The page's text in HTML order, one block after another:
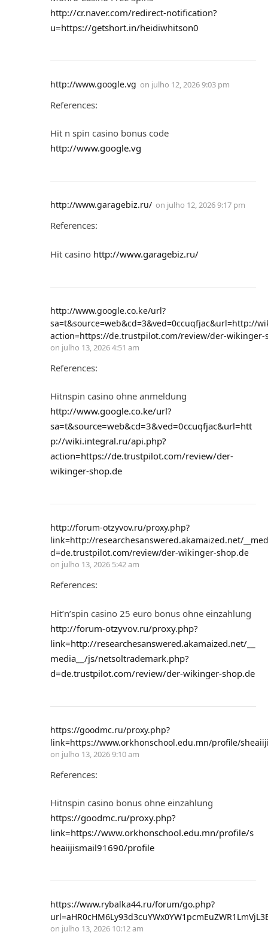
http://cr.naver.com/redirect-notification?
u=https://getshort.in/heidiwhitson0
http://www.google.vg on julho 12, 2026 9:03 pm
References:
Hit n spin casino bonus code
http://www.google.vg
http://www.garagebiz.ru/ on julho 12, 2026 9:17 pm
References:
Hit casino http://www.garagebiz.ru/
http://www.google.co.ke/url?
sa=t&source=web&cd=3&ved=0ccuqfjac&url=http://
action=https://de.trustpilot.com/review/der-wikinger-
on julho 13, 2026 4:51 am
References:
Hitnspin casino ohne anmeldung
http://www.google.co.ke/url?
sa=t&source=web&cd=3&ved=0ccuqfjac&url=htt
p://wiki.integral.ru/api.php?
action=https://de.trustpilot.com/review/der-
wikinger-shop.de
http://forum-otzyvov.ru/proxy.php?
link=http://researchesanswered.akamaized.net/
d=de.trustpilot.com/review/der-wikinger-shop.de
on julho 13, 2026 5:42 am
References:
Hit’n’spin casino 25 euro bonus ohne einzahlung
http://forum-otzyvov.ru/proxy.php?
link=http://researchesanswered.akamaized.net/__
media__/js/netsoltrademark.php?
d=de.trustpilot.com/review/der-wikinger-shop.de
https://goodmc.ru/proxy.php?
link=https://www.orkhonschool.edu.mn/profile/
on julho 13, 2026 9:10 am
References:
Hitnspin casino bonus ohne einzahlung
https://goodmc.ru/proxy.php?
link=https://www.orkhonschool.edu.mn/profile/s
heaiijismail91690/profile
https://www.rybalka44.ru/forum/go.php?
on julho 13, 2026 10:12 am